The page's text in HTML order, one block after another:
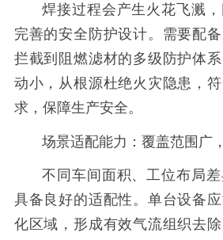
焊接过程会产生火花飞溅
完善的安全防护设计。需要配
拦截到阻燃滤材的多级防护体
动小，从根源杜绝火灾隐患，
求，保障生产安全。
场景适配能力：覆盖范围广
不同车间面积、工位布局
具备良好的适配性。单台设备
化区域，形成有效气流组织去